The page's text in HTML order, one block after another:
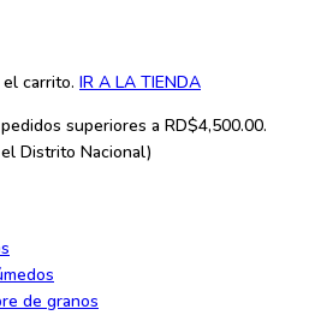
carrito. IR A LA TIENDA
pedidos superiores a RD$4,500.00.
Distrito Nacional)
de granos